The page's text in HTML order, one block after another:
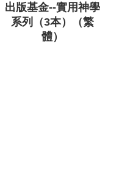
出版基金--實用神學
系列（3本）（繁
體）